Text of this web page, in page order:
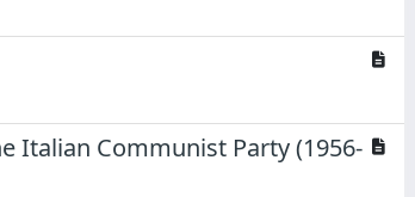
Italian Communist Party (1956-